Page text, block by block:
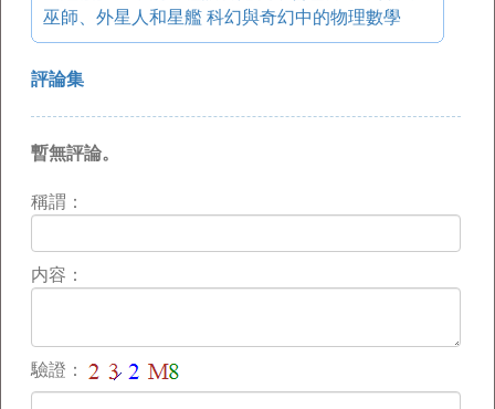
巫師、外星人和星艦 科幻與奇幻中的物理數學
評論集
暫無評論。
稱謂：
内容：
驗證：